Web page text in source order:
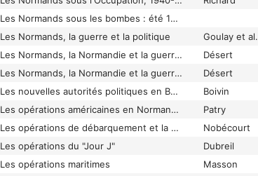
Les Normands sous les bombes : été 1944
Les Normands, la guerre et la politique
Goulay et al.
Les Normands, la Normandie et la guerre 1939-45
Désert
Les Normands, la Normandie et la guerre de 1939-1945
Désert
Les nouvelles autorités politiques en Basse-Normandie (juin, juillet, août 1944)
Boivin
Les opérations américaines en Normandie
Patry
Les opérations de débarquement et la Bataille de Normandie
Nobécourt
Les opérations du "Jour J"
Dubreil
Les opérations maritimes
Masson